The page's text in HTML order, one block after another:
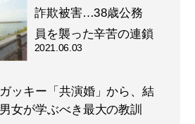
詐欺被害…38歳公務
員を襲った辛苦の連鎖
2021.06.03
ッキー「共演婚」から、結
女が学ぶべき最大の教訓